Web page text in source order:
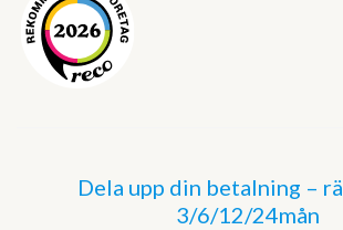
Dela upp din betalning –
3/6/12/24mån